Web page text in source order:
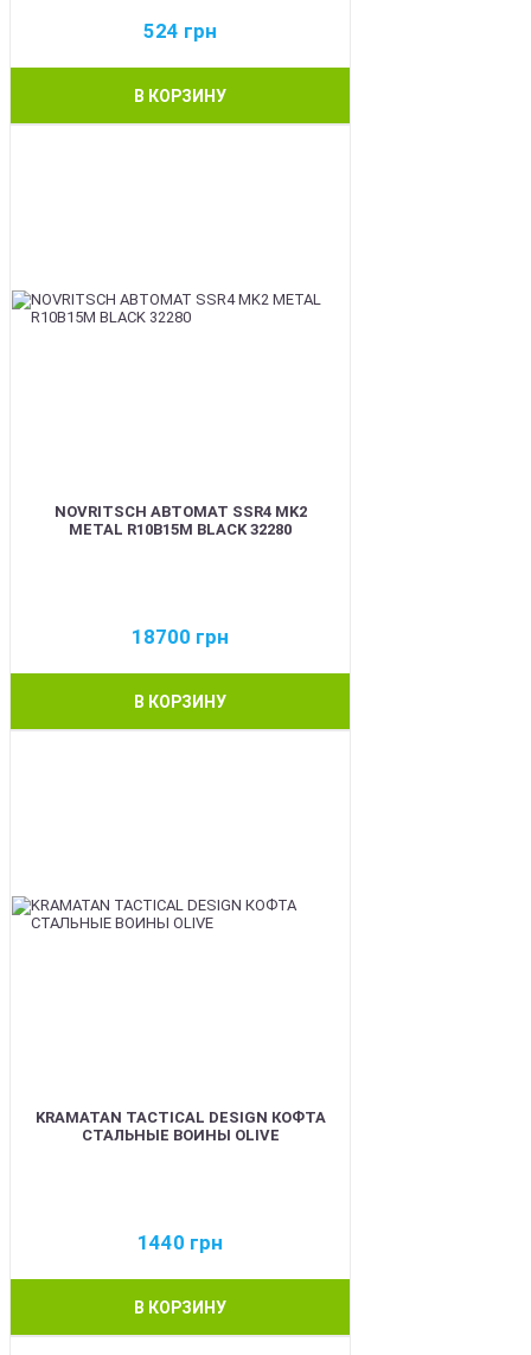
524 грн
В КОРЗИНУ
NOVRITSCH АВТОМАТ SSR4 MK2
METAL R10B15M BLACK 32280
18700 грн
В КОРЗИНУ
KRAMATAN TACTICAL DESIGN КОФТА
СТАЛЬНЫЕ ВОИНЫ OLIVE
1440 грн
В КОРЗИНУ